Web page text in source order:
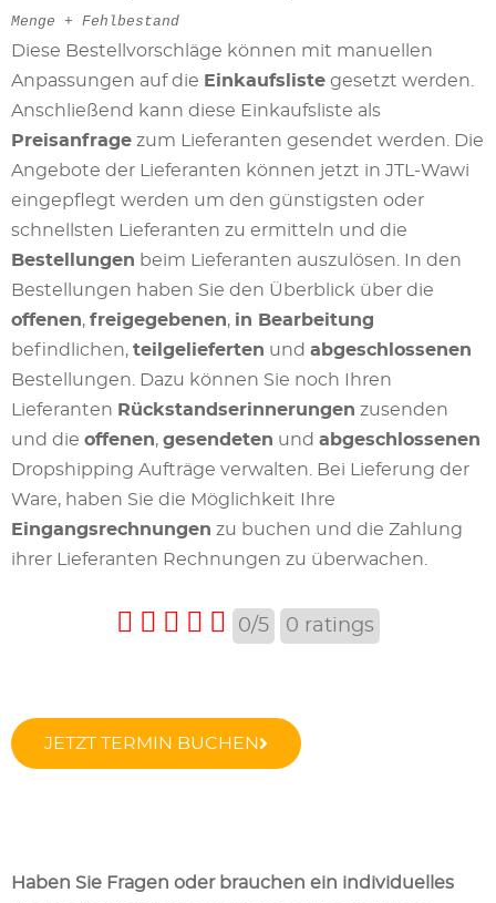
Menge + Fehlbestand
Diese Bestellvorschläge können mit manuellen
Anpassungen auf die Einkaufsliste gesetzt werden.
Anschließend kann diese Einkaufsliste als
Preisanfrage zum Lieferanten gesendet werden. Die
Angebote der Lieferanten können jetzt in JTL-Wawi
eingepflegt werden um den günstigsten oder
schnellsten Lieferanten zu ermitteln und die
Bestellungen beim Lieferanten auszulösen. In den
Bestellungen haben Sie den Überblick über die
offenen, freigegebenen, in Bearbeitung
befindlichen, teilgelieferten und abgeschlossenen
Bestellungen. Dazu können Sie noch Ihren
Lieferanten Rückstandserinnerungen zusenden
und die offenen, gesendeten und abgeschlossenen
Dropshipping Aufträge verwalten. Bei Lieferung der
Ware, haben Sie die Möglichkeit Ihre
Eingangsrechnungen zu buchen und die Zahlung
ihrer Lieferanten Rechnungen zu überwachen.
0/5 0 ratings
JETZT TERMIN BUCHEN
Haben Sie Fragen oder brauchen ein individuelles